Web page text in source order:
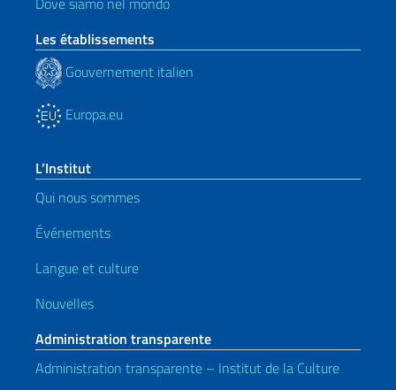
Les établissements
Gouvernement italien
Europa.eu
L’Institut
Qui nous sommes
Événements
Langue et culture
Nouvelles
Administration transparente
Administration transparente – Institut de la Culture